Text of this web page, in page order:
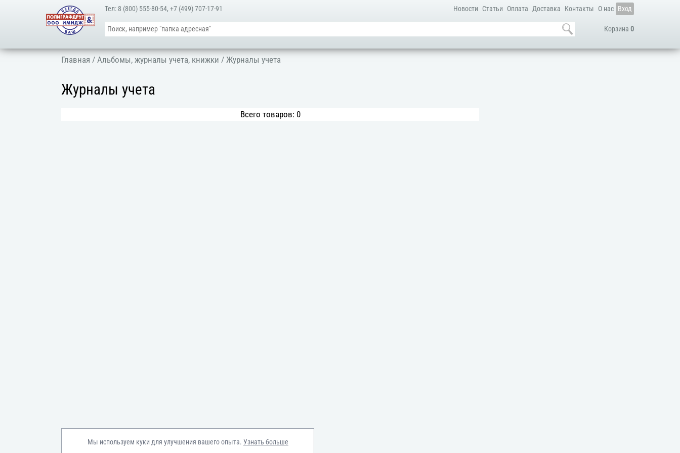
Новости Статьи Оплата Доставка Контакты О нас Вход
Корзина 0
Тел: 8 (800) 555-80-54,+7 (499) 707-17-91
Главная /Альбомы, журналы учета, книжки / Журналы учета
Журналы учета
Всего товаров: 0
Мы используем куки для улучшения вашего опыта. Узнать больше